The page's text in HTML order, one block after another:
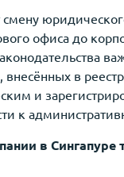
офиса до
внесённых в
и
к
в